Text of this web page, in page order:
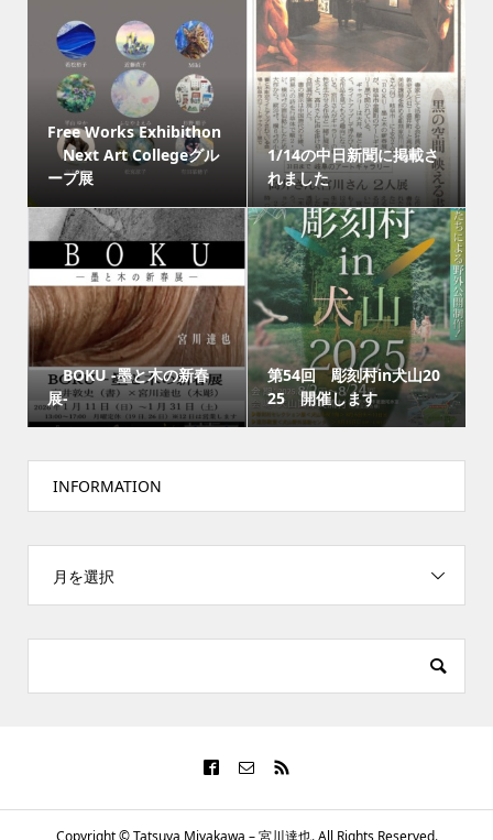
Free Works Exhibithon
Next Art Collegeグル
ープ展
1/14の中日新聞に掲載さ
れました
BOKU -墨と木の新春
展-
第54回 彫刻村in犬山20
25 開催します
INFORMATION
月を選択